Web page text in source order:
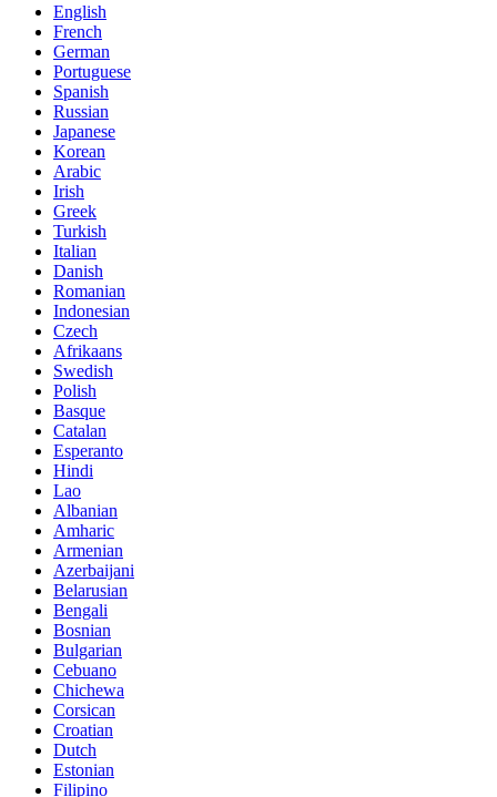
English
French
German
Portuguese
Spanish
Russian
Japanese
Korean
Arabic
Irish
Greek
Turkish
Italian
Danish
Romanian
Indonesian
Czech
Afrikaans
Swedish
Polish
Basque
Catalan
Esperanto
Hindi
Lao
Albanian
Amharic
Armenian
Azerbaijani
Belarusian
Bengali
Bosnian
Bulgarian
Cebuano
Chichewa
Corsican
Croatian
Dutch
Estonian
Filipino